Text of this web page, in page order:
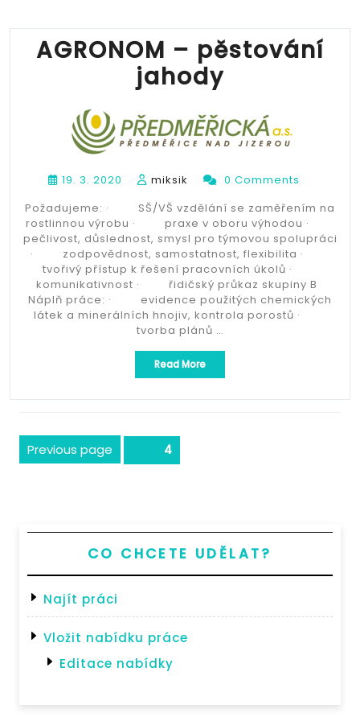
AGRONOM – pěstování
jahody
19. 3. 2020 miksik
0 Comments
Požadujeme: · SŠ/VŠ vzdělání se zaměřením na
rostlinnou výrobu · praxe v oboru výhodou ·
pečlivost, důslednost, smysl pro týmovou spolupráci
· zodpovědnost, samostatnost, flexibilita ·
tvořivý přístup k řešení pracovních úkolů ·
komunikativnost · řidičský průkaz skupiny B
Náplň práce: · evidence použitých chemických
látek a minerálních hnojiv, kontrola porostů ·
tvorba plánů …
Read More„AGRONOM
–
Stránkování
příspěvků
Previous page 4
CO CHCETE UDĚLAT?
Najít práci
Vložit nabídku práce
Editace nabídky